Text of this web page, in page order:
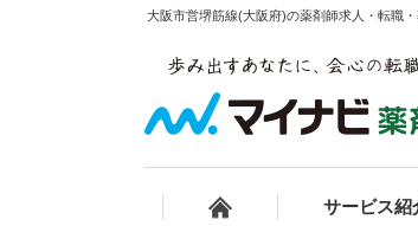
大阪市営堺筋線(大阪府)の薬剤師求人・転職
サービス紹